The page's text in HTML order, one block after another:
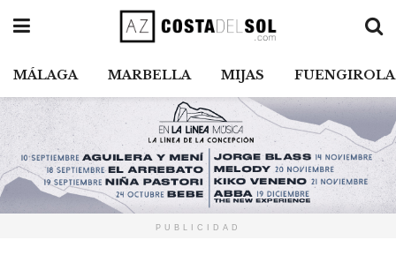
MÁLAGA MARBELLA MIJAS FUENGIROLA
PUBLICIDAD